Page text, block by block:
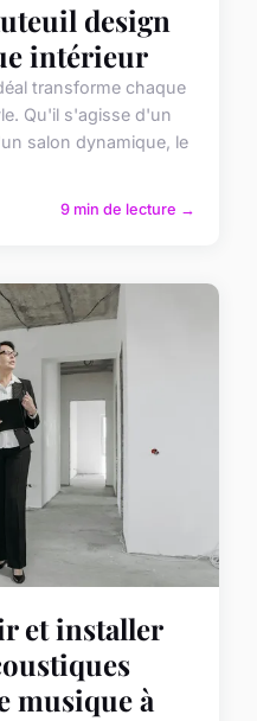
design
intérieur
transforme chaque
Qu'il s'agisse d'un
salon dynamique, le
9 min de lecture →
et installer
musique à